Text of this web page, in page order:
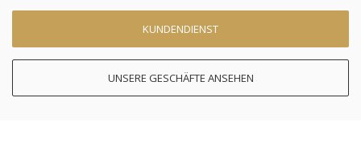
KUNDENDIENST
UNSERE GESCHÄFTE ANSEHEN